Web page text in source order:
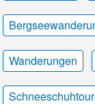
Wanderungen